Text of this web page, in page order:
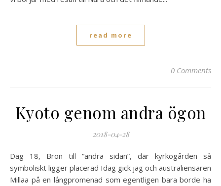
read more
0 Comments
Kyoto genom andra ögon
2018-04-28
Dag 18, Bron till “andra sidan”, där kyrkogården så
symboliskt ligger placerad Idag gick jag och australiensaren
Millaa på en långpromenad som egentligen bara borde ha